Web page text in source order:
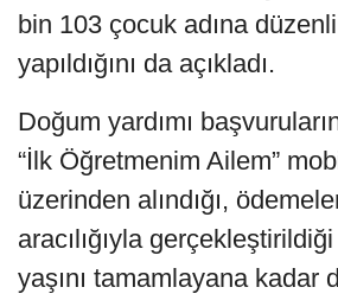
bin 103 çocuk adına
yapıldığını da açıkladı.
Doğum yardımı
“İlk Öğretmenim Ailem”
üzerinden alındığı,
aracılığıyla
yaşını tamamlayana kadar